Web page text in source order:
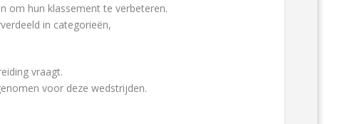
om hun klassement te verbeteren.
in categorieën,
vraagt.
voor deze wedstrijden.